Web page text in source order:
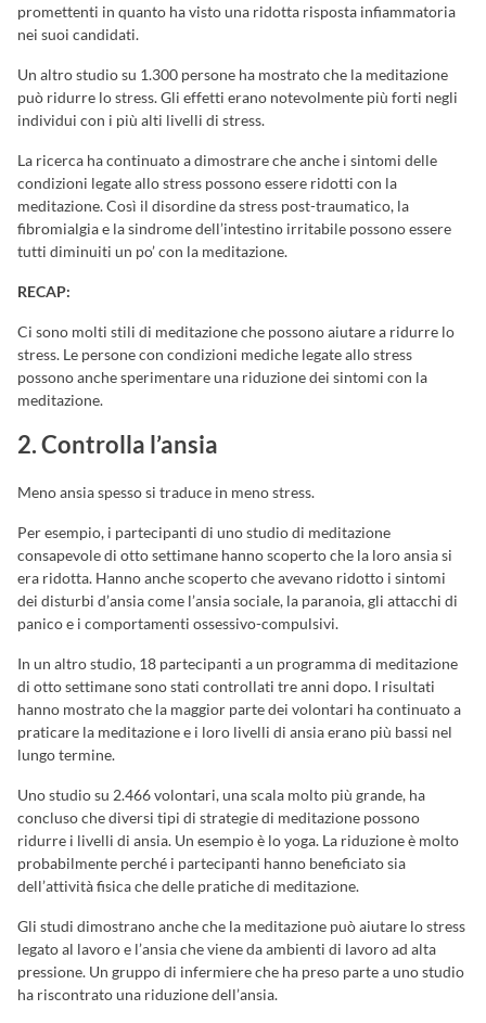
promettenti in quanto ha visto una ridotta risposta infiammatoria
nei suoi candidati.
Un altro studio su 1.300 persone ha mostrato che la meditazione
può ridurre lo stress. Gli effetti erano notevolmente più forti negli
individui con i più alti livelli di stress.
La ricerca ha continuato a dimostrare che anche i sintomi delle
condizioni legate allo stress possono essere ridotti con la
meditazione. Così il disordine da stress post-traumatico, la
fibromialgia e la sindrome dell’intestino irritabile possono essere
tutti diminuiti un po’ con la meditazione.
RECAP:
Ci sono molti stili di meditazione che possono aiutare a ridurre lo
stress. Le persone con condizioni mediche legate allo stress
possono anche sperimentare una riduzione dei sintomi con la
meditazione.
2. Controlla l’ansia
Meno ansia spesso si traduce in meno stress.
Per esempio, i partecipanti di uno studio di meditazione
consapevole di otto settimane hanno scoperto che la loro ansia si
era ridotta. Hanno anche scoperto che avevano ridotto i sintomi
dei disturbi d’ansia come l’ansia sociale, la paranoia, gli attacchi di
panico e i comportamenti ossessivo-compulsivi.
In un altro studio, 18 partecipanti a un programma di meditazione
di otto settimane sono stati controllati tre anni dopo. I risultati
hanno mostrato che la maggior parte dei volontari ha continuato a
praticare la meditazione e i loro livelli di ansia erano più bassi nel
lungo termine.
Uno studio su 2.466 volontari, una scala molto più grande, ha
concluso che diversi tipi di strategie di meditazione possono
ridurre i livelli di ansia. Un esempio è lo yoga. La riduzione è molto
probabilmente perché i partecipanti hanno beneficiato sia
dell’attività fisica che delle pratiche di meditazione.
Gli studi dimostrano anche che la meditazione può aiutare lo stress
legato al lavoro e l’ansia che viene da ambienti di lavoro ad alta
pressione. Un gruppo di infermiere che ha preso parte a uno studio
ha riscontrato una riduzione dell’ansia.